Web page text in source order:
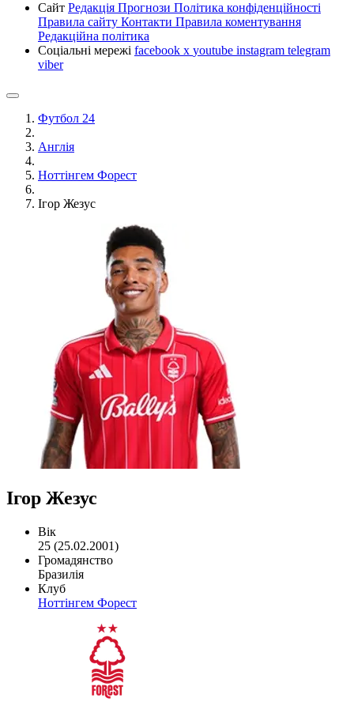
Сайт Редакція Прогнози Політика конфіденційності
Правила сайту Контакти Правила коментування
Редакційна політика
Соціальні мережі facebook x youtube instagram telegram
viber
Футбол 24
Англія
Ноттінгем Форест
Ігор Жезус
Ігор Жезус
Вік
25 (25.02.2001)
Громадянство
Бразилія
Клуб
Ноттінгем Форест